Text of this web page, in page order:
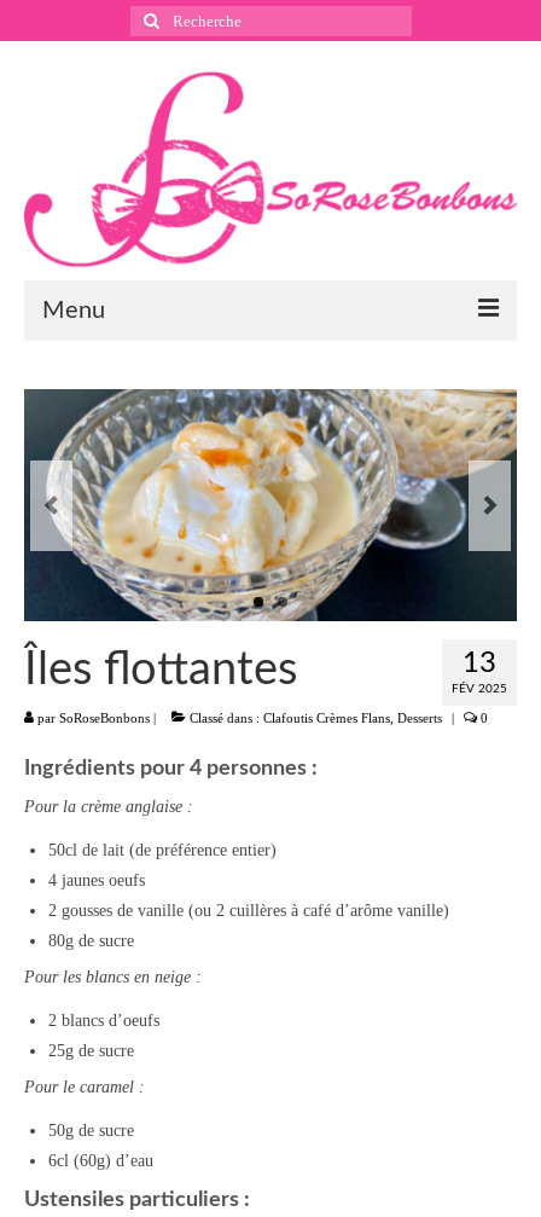
Rechercher
:
Menu
Instagram
Pinterest
Facebook
Liste
Entrées
Aumônières Feuilletés Samoussas
Blinis Cakes
Salades Verrines
Tartinades Tartines
Divers entrées
Plats
Légumes
Pâtes Riz Polenta
Viandes
13
FÉV 2025
Îles flottantes
par SoRoseBonbons | Classé dans : Clafoutis Crèmes Flans Desserts | 0
Ingrédients pour 4 personnes :
Pour la crème anglaise :
50cl de lait (de préférence entier)
4 jaunes oeufs
2 gousses de vanille (ou 2 cuillères à café d’arôme vanille)
80g de sucre
Pour les blancs en neige :
2 blancs d’oeufs
25g de sucre
Pour le caramel :
50g de sucre
6cl (60g) d’eau
Ustensiles particuliers :